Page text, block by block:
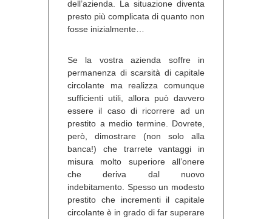
dell’azienda. La situazione diventa
presto più complicata di quanto non
fosse inizialmente…
Se la vostra azienda soffre in
permanenza di scarsità di capitale
circolante ma realizza comunque
sufficienti utili, allora può davvero
essere il caso di ricorrere ad un
prestito a medio termine. Dovrete,
però, dimostrare (non solo alla
banca!) che trarrete vantaggi in
misura molto superiore all’onere
che deriva dal nuovo
indebitamento. Spesso un modesto
prestito che incrementi il capitale
circolante è in grado di far superare